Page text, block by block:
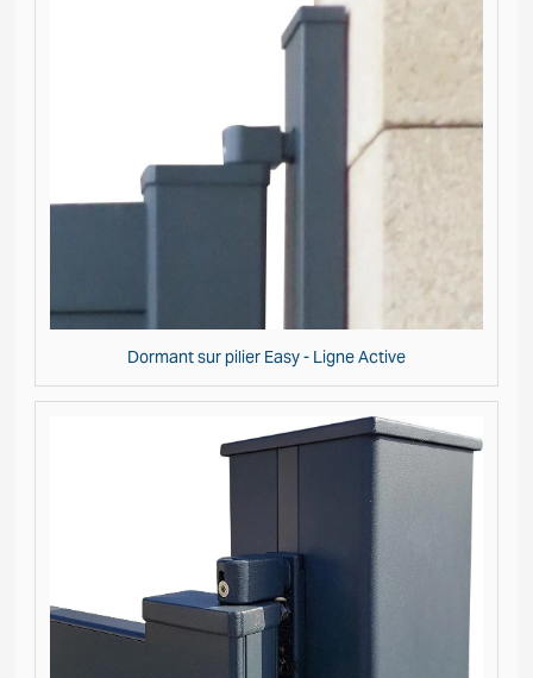
Dormant sur pilier Easy - Ligne Active